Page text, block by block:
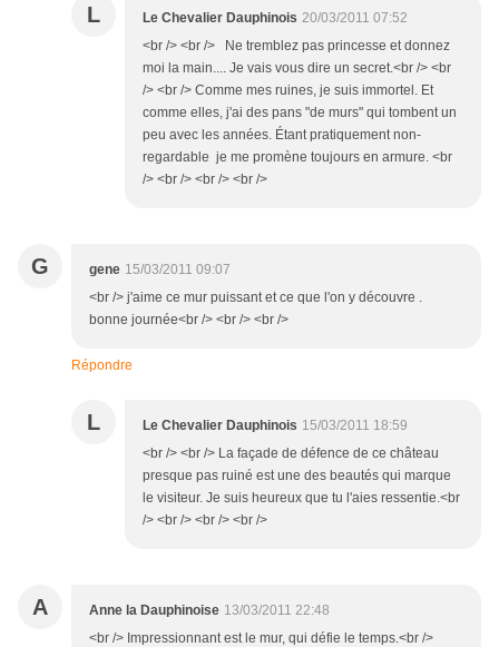
L Le Chevalier Dauphinois 20/03/2011 07:52
<br /> <br /> Ne tremblez pas princesse et donnez
moi la main.... Je vais vous dire un secret.<br /> <br
/> <br /> Comme mes ruines, je suis immortel. Et
comme elles, j'ai des pans "de murs" qui tombent un
peu avec les années. Étant pratiquement non-
regardable je me promène toujours en armure. <br
/> <br /> <br /> <br />
G gene 15/03/2011 09:07
<br /> j'aime ce mur puissant et ce que l'on y découvre .
bonne journée<br /> <br /> <br />
Répondre
L Le Chevalier Dauphinois 15/03/2011 18:59
<br /> <br /> La façade de défence de ce château
presque pas ruiné est une des beautés qui marque
le visiteur. Je suis heureux que tu l'aies ressentie.<br
/> <br /> <br /> <br />
A Anne la Dauphinoise 13/03/2011 22:48
<br /> Impressionnant est le mur, qui défie le temps.<br />